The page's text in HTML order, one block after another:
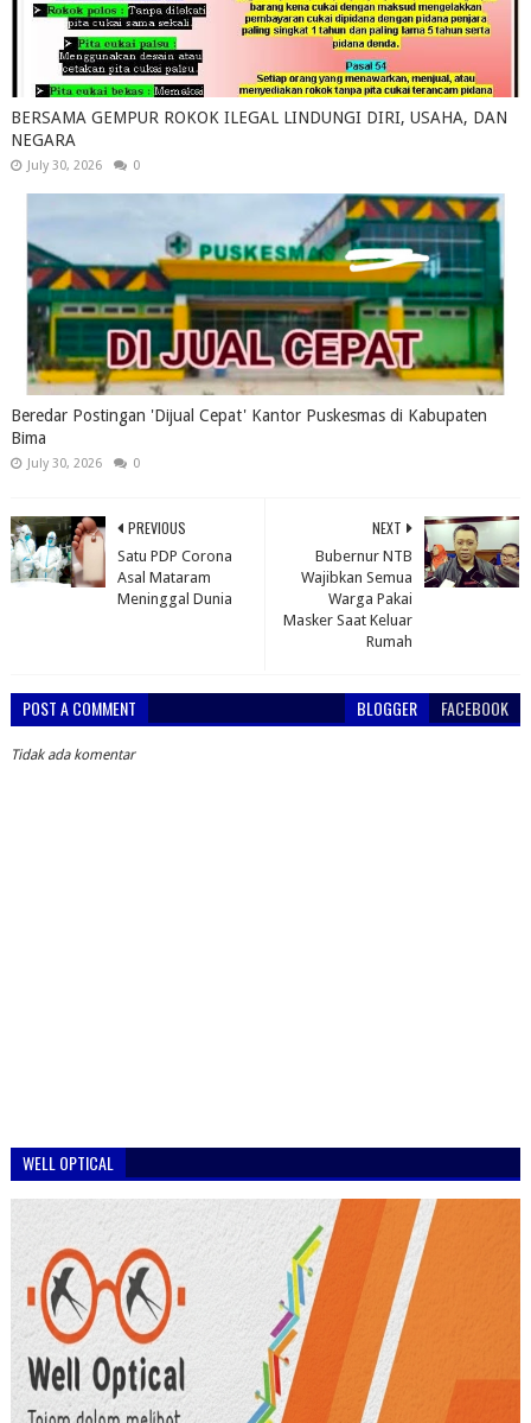
BERSAMA GEMPUR ROKOK ILEGAL LINDUNGI DIRI, USAHA, DAN
NEGARA
July 30, 2026 0
Beredar Postingan 'Dijual Cepat' Kantor Puskesmas di Kabupaten
Bima
July 30, 2026 0
NEXT
Bubernur NTB
Wajibkan Semua
Warga Pakai
Masker Saat Keluar
Rumah
PREVIOUS
Satu PDP Corona
Asal Mataram
Meninggal Dunia
POST A COMMENT BLOGGER FACEBOOK
Tidak ada komentar
WELL OPTICAL